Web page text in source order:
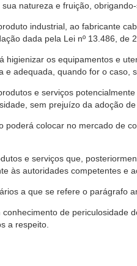
natureza e fruição,
industrial, ao fabricante
dada pela Lei nº 13.486, de
higienizar os equipamentos e
e adequada, quando for o
e serviços
sem prejuízo da adoção
poderá colocar no mercado de
e serviços que,
às autoridades competentes e
a que se refere o parágrafo
de periculosidade
a respeito.